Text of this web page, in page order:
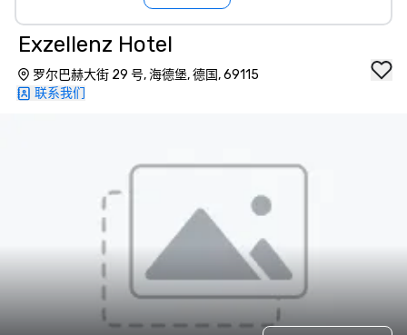
Exzellenz Hotel
罗尔巴赫大街 29 号, 海德堡, 德国, 69115
联系我们